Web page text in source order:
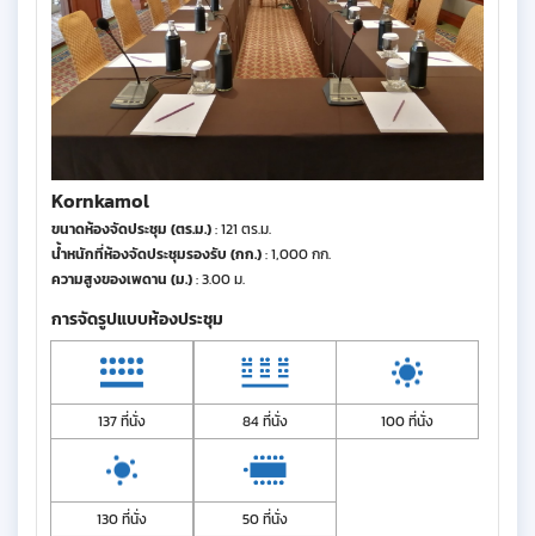
Kornkamol
ขนาดห้องจัดประชุม (ตร.ม.): 121 ตร.ม.
น้ำหนักที่ห้องจัดประชุมรองรับ (กก.): 1,000 กก.
ความสูงของเพดาน (ม.): 3.00 ม.
การจัดรูปแบบห้องประชุม
137 ที่นั่ง 84 ที่นั่ง 100 ที่นั่ง
130 ที่นั่ง 50 ที่นั่ง